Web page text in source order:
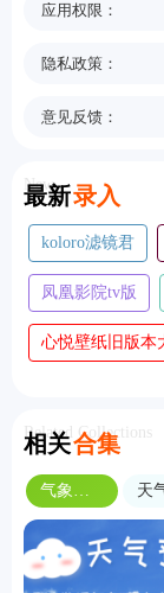
应用权限：
隐私政策：
意见反馈：
最新录入
New
koloro滤镜君
凤凰影院tv版
心悦壁纸旧版本
相关合集
Related Collections
气象天气